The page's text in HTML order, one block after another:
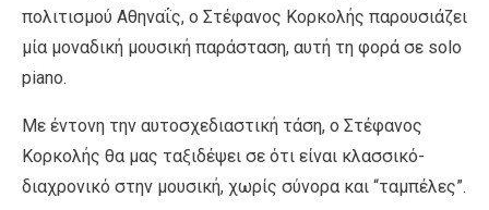
πολιτισμού Αθηναΐς, ο Στέφανος Κορκολής παρουσιάζει
μία μοναδική μουσική παράσταση, αυτή τη φορά σε solo
piano.
Με έντονη την αυτοσχεδιαστική τάση, ο Στέφανος
Κορκολής θα μας ταξιδέψει σε ότι είναι κλασσικό-
διαχρονικό στην μουσική, χωρίς σύνορα και “ταμπέλες”.